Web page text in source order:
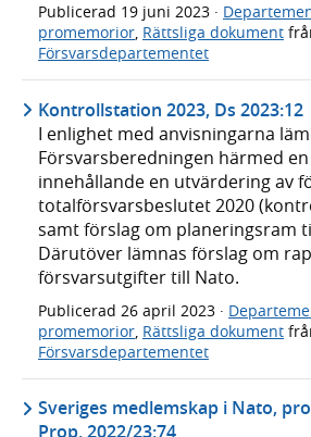
Publicerad 19 juni 2023 ·
promemorior, Rättsliga dokument
Försvarsdepartementet
Kontrollstation 2023, Ds 2023:12
I enlighet med anvisningarna
Försvarsberedningen härmed
innehållande en utvärdering av
totalförsvarsbeslutet 2020
samt förslag om planeringsram
Därutöver lämnas förslag om
försvarsutgifter till Nato.
Publicerad 26 april 2023 ·
promemorior Rättsliga dokument
Försvarsdepartementet
Sveriges medlemskap i Nato,
Prop. 2022/23:74